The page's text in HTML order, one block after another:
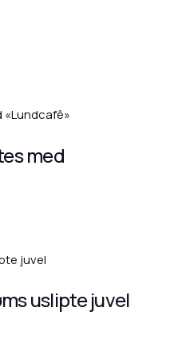
med
uslipte juvel